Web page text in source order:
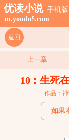
优读小说 手机版
m.youdu5.com
返回
上一章
10：生死
作品：
如果